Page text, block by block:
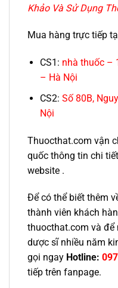
Khảo Và Sử Dụng
Mua hàng trực tiếp
CS1: nhà thuốc –
– Hà Nội
CS2: Số 80B,
Nội
Thuocthat.com vận
quốc thông tin chi
website .
Để có thể biết thêm
thành viên khách
thuocthat.com và
dược sĩ nhiều năm
gọi ngay Hotline:
tiếp trên fanpage.